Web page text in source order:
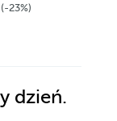
(-23%)
dzień.